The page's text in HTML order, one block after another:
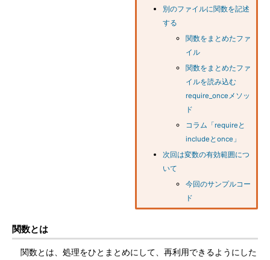
別のファイルに関数を記述
する
関数をまとめたファ
イル
関数をまとめたファ
イルを読み込む
require_onceメソッ
ド
コラム「requireと
includeとonce」
次回は変数の有効範囲につ
いて
今回のサンプルコー
ド
関数とは
関数とは、処理をひとまとめにして、再利用できるようにした